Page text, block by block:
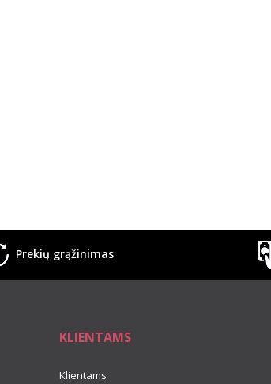
Prekių grąžinimas
KLIENTAMS
Klientams